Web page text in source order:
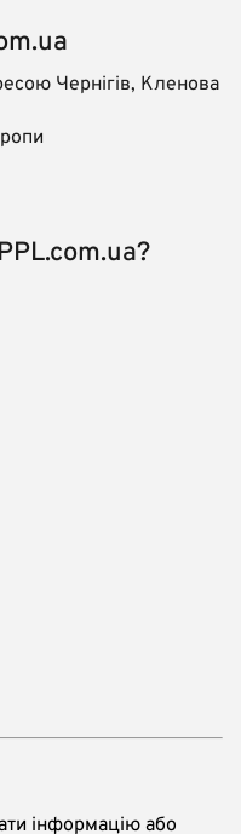
Чернігів, Кленова
інформацію або